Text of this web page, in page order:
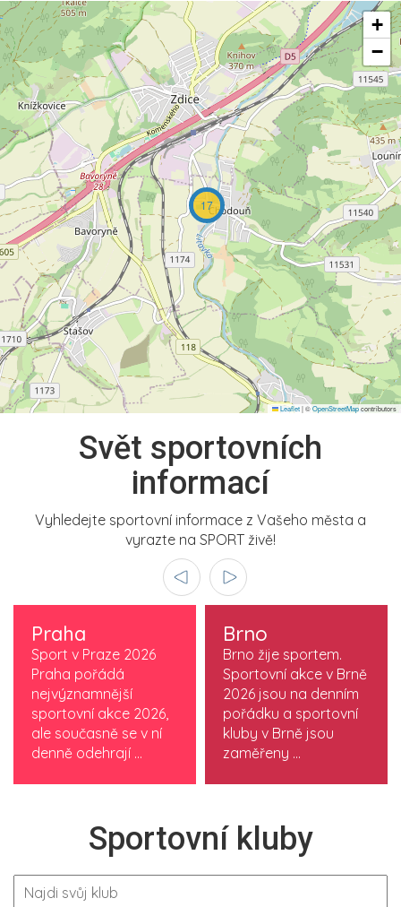
17
+
−
Leaflet|©OpenStreetMapcontributors
Svět sportovních
informací
Vyhledejte sportovní informace z Vašeho města a
vyrazte na SPORT živě!
Praha
Sport v Praze 2026
Praha pořádá
nejvýznamnější
sportovní akce 2026,
ale současně se v ní
denně odehrají ...
Brno
Brno žije sportem.
Sportovní akce v Brně
2026 jsou na denním
pořádku a sportovní
kluby v Brně jsou
zaměřeny ...
Sportovní kluby